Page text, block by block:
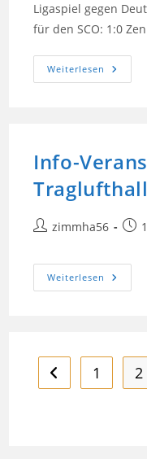
Ligaspiel gegen
für den SCO: 1:0
Weiterlesen
SCO
Info-
Beitrags-
zimmha56
Weiterlesen Info-
Zur vorherigen
1 2